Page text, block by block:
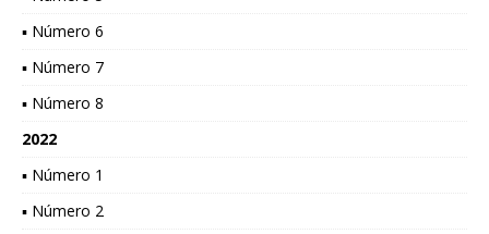
▪ Número 6
▪ Número 7
▪ Número 8
2022
▪ Número 1
▪ Número 2